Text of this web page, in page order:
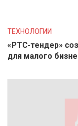
ТЕХНОЛОГИИ
«РТС-тендер»
для малого